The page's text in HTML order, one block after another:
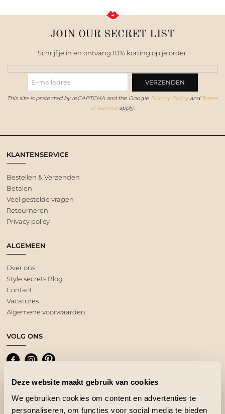
Deze website maakt gebruik van cookies
We gebruiken cookies om content en advertenties te
personaliseren, om functies voor social media te bieden
JOIN OUR SECRET LIST
Schrijf je in en ontvang 10% korting op je order.
This site is protected by reCAPTCHA and the Google Privacy Policyand Terms
of Service apply.
KLANTENSERVICE
Bestellen & Verzenden
Betalen
Veel gestelde vragen
Retourneren
Privacy policy
ALGEMEEN
Over ons
Style secrets Blog
Contact
Vacatures
Algemene voorwaarden
VOLG ONS